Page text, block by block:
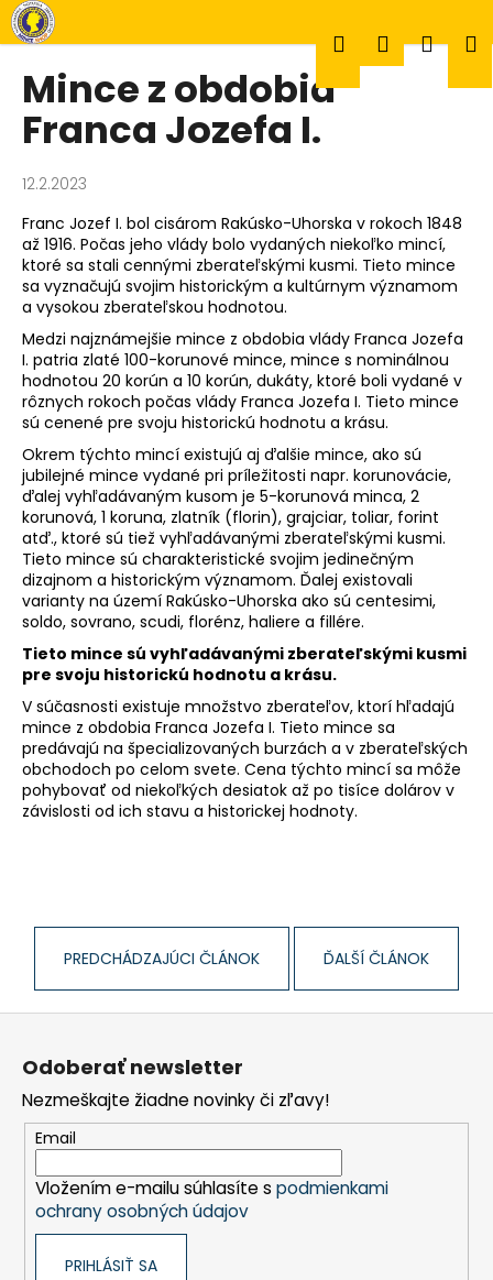
Prejsť
na
obsah
Hľadať
Mince z obdobia
Franca Jozefa I.
12.2.2023
Franc Jozef I. bol cisárom Rakúsko-Uhorska v rokoch 1848
až 1916. Počas jeho vlády bolo vydaných niekoľko mincí,
ktoré sa stali cennými zberateľskými kusmi. Tieto mince
sa vyznačujú svojim historickým a kultúrnym významom
a vysokou zberateľskou hodnotou.
Medzi najznámejšie mince z obdobia vlády Franca Jozefa
I. patria zlaté 100-korunové mince, mince s nominálnou
hodnotou 20 korún a 10 korún, dukáty, ktoré boli vydané v
rôznych rokoch počas vlády Franca Jozefa I. Tieto mince
sú cenené pre svoju historickú hodnotu a krásu.
Okrem týchto mincí existujú aj ďalšie mince, ako sú
jubilejné mince vydané pri príležitosti napr. korunovácie,
ďalej vyhľadávaným kusom je 5-korunová minca, 2
korunová, 1 koruna, zlatník (florin), grajciar, toliar, forint
atď., ktoré sú tiež vyhľadávanými zberateľskými kusmi.
Tieto mince sú charakteristické svojim jedinečným
dizajnom a historickým významom. Ďalej existovali
varianty na území Rakúsko-Uhorska ako sú centesimi,
soldo, sovrano, scudi, florénz, haliere a fillére.
Tieto mince sú vyhľadávanými zberateľskými kusmi
pre svoju historickú hodnotu a krásu.
V súčasnosti existuje množstvo zberateľov, ktorí hľadajú
mince z obdobia Franca Jozefa I. Tieto mince sa
predávajú na špecializovaných burzách a v zberateľských
obchodoch po celom svete. Cena týchto mincí sa môže
pohybovať od niekoľkých desiatok až po tisíce dolárov v
závislosti od ich stavu a historickej hodnoty.
PREDCHÁDZAJÚCI ČLÁNOK ĎALŠÍ ČLÁNOK
K
o
Č
o
p
t
r
e
b
u
j
e
t
e
n
á
j
s
ť
?
HĽADAŤ
č
a
e
Z
Odoberať newsletter
Nezmeškajte žiadne novinky či zľavy!
Email
Vložením e-mailu súhlasíte s podmienkami
ochrany osobných údajov
PRIHLÁSIŤ SA